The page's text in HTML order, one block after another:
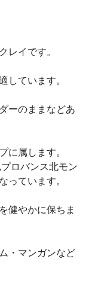
レイです。
しています。
ーのままなどあ
に属します。
ロバンス北モン
っています。
健やかに保ちま
・マンガンなど